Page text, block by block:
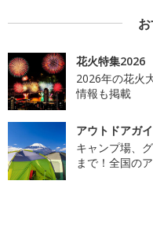
花火特集2026
2026年の花火
情報も掲載
アウトドアガ
キャンプ場、
まで！全国の